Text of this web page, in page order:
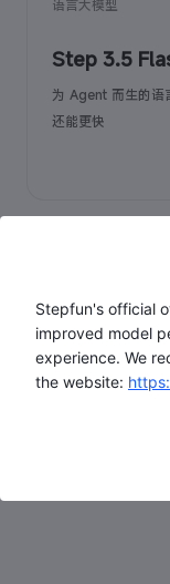
语言大模型
Step 3.5
为 Agent 而生的语
还能更快
Stepfun's official
improved model
experience. We
the website: